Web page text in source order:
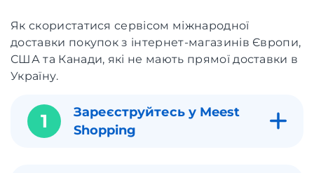
Як скористатися сервісом міжнародної
доставки покупок з інтернет-магазинів Європи,
США та Канади, які не мають прямої доставки в
Україну.
1
Зареєструйтесь у Meest
Shopping